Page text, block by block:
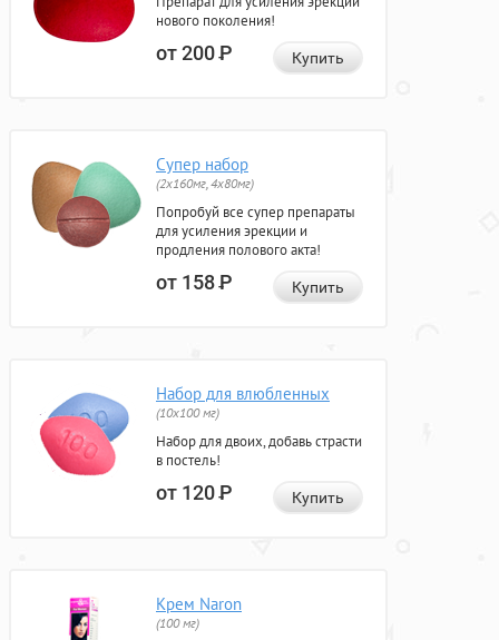
нового поколения!
от 200Р Купить
Супер набор
(2х160мг, 4х80мг)
Попробуй все супер препараты
для усиления эрекции и
продления полового акта!
от 158Р Купить
Набор для влюбленных
(10х100 мг)
Набор для двоих, добавь страсти
в постель!
от 120Р Купить
Крем Naron
(100 мг)